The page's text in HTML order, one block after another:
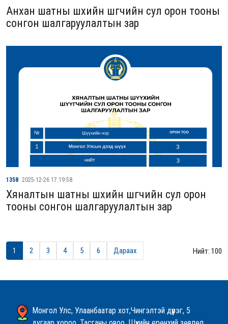
Анхан шатны шүүхийн шүүгчийн сул орон тооны
сонгон шалгаруулалтын зар
1358 2025-12-26 17:19:58
Хяналтын шатны шүүхийн шүүгчийн сул орон
тооны сонгон шалгаруулалтын зар
1 2 3 4 5 6 Дараах Нийт: 100
Монгол Улс, Улаанбаатар хот,Чингэлтэй дүүрэг, 5